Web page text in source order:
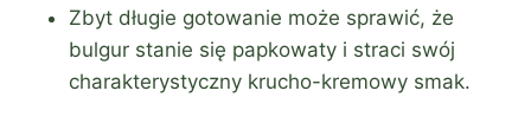
Zbyt długie gotowanie może sprawić, że
bulgur stanie się papkowaty i straci swój
charakterystyczny krucho-kremowy smak.